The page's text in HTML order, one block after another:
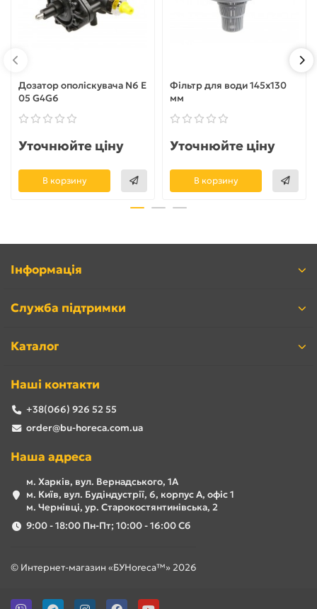
Дозатор ополіскувача N6 Е
05 G4G6
Уточнюйте ціну
В корзину
Фільтр для води 145x130
мм
Уточнюйте ціну
В корзину
Інформація
Служба підтримки
Каталог
Наші контакти
+38(066) 926 52 55
order@bu-horeca.com.ua
Наша адреса
м. Харків, вул. Вернадського, 1А
м. Київ, вул. Будіндустрії, 6, корпус А, офіс 1
м. Чернівці, ур. Старокостянтинівська, 2
9:00 - 18:00 Пн-Пт; 10:00 - 16:00 Сб
© Интернет-магазин «БУHoreca™» 2026